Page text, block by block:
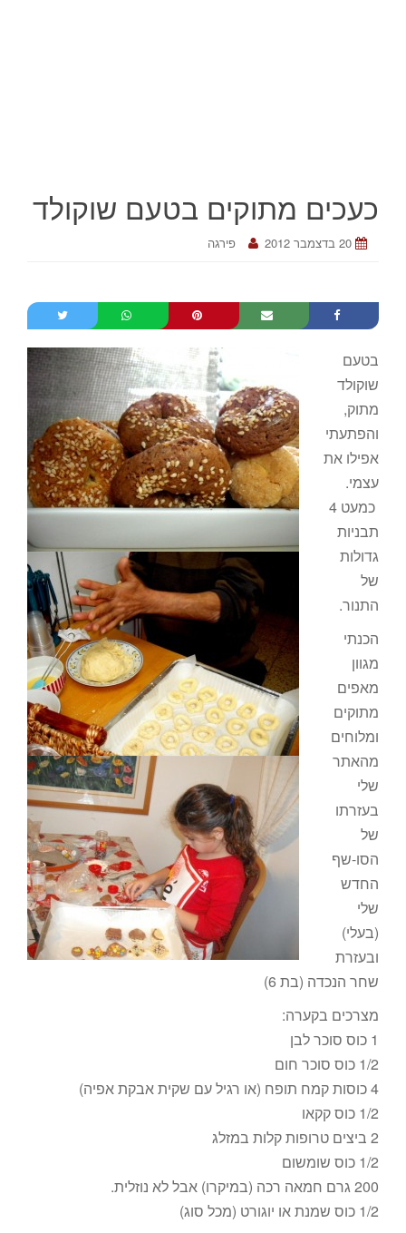
כעכים מתוקים בטעם שוקולד
20 בדצמבר 2012 פירגה
בטעם
שוקולד
מתוק,
והפתעתי
אפילו את
עצמי.
כמעט 4
תבניות
גדולות
של
התנור.
הכנתי
מגוון
מאפים
מתוקים
ומלוחים
מהאתר
שלי
בעזרתו
של
הסו-שף
החדש
שלי
(בעלי)
ובעזרת
שחר הנכדה (בת 6)
מצרכים בקערה:
1 כוס סוכר לבן
1/2 כוס סוכר חום
4 כוסות קמח תופח (או רגיל עם שקית אבקת אפיה)
1/2 כוס קקאו
2 ביצים טרופות קלות במזלג
1/2 כוס שומשום
200 גרם חמאה רכה (במיקרו) אבל לא נוזלית.
1/2 כוס שמנת או יוגורט (מכל סוג)